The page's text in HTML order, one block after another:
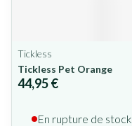
Tickless
Tickless Pet Orange
44,95 €
En rupture de stock